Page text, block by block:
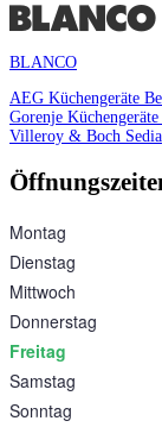
BLANCO
AEG Küchengeräte
Gorenje Küchengeräte
Villeroy & Boch Sedia
Montag
Dienstag
Mittwoch
Donnerstag
Freitag
Samstag
Sonntag